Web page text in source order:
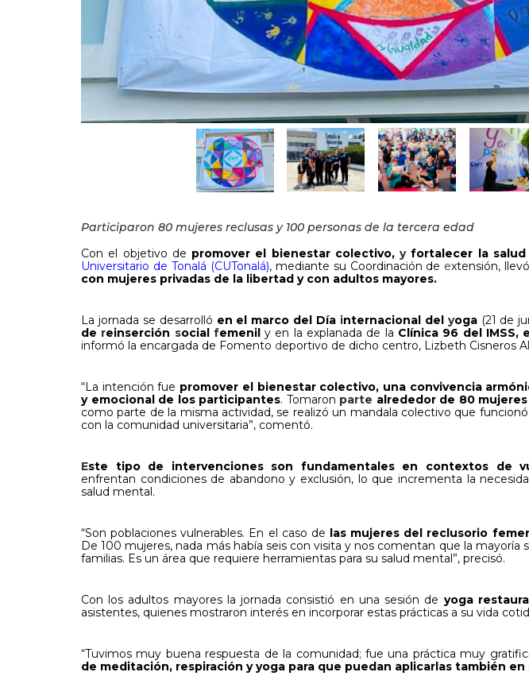
Participaron 80 mujeres reclusas y 100 personas de la tercera edad
Con el objetivo de promover el bienestar colectivo,yfortalecer la
Universitario de Tonalá (CUTonalá), mediante su Coordinación de extensión,
con mujeres privadas de la libertad y con adultos mayores.
La jornada se desarrolló en el marco del Día internacional del yoga (21 de
de reinserción social femenily en la explanada de la Clínica 96 del IMSS,
informó la encargada de Fomento deportivo de dicho centro, Lizbeth Cisneros
“La intención fue promover el bienestar colectivo, una convivencia
y emocional de los participantes. Tomaron parte alrededor de 80 mujeres
como parte de la misma actividad, se realizó un mandala colectivo que
con la comunidad universitaria”, comentó.
Este tipo de intervenciones son fundamentales en contextos de
enfrentan condiciones de abandono y exclusión, lo que incrementa la
salud mental.
“Son poblaciones vulnerables. En el caso de las mujeres del reclusorio
De 100 mujeres, nada más había seis con visita y nos comentan que la mayoría
familias. Es un área que requiere herramientas para su salud mental”, precisó.
Con los adultos mayores la jornada consistió en una sesión de yoga
asistentes, quienes mostraron interés en incorporar estas prácticas a su vida
“Tuvimos muy buena respuesta de la comunidad; fue una práctica muy
de meditación, respiración y yoga para que puedan aplicarlas también en